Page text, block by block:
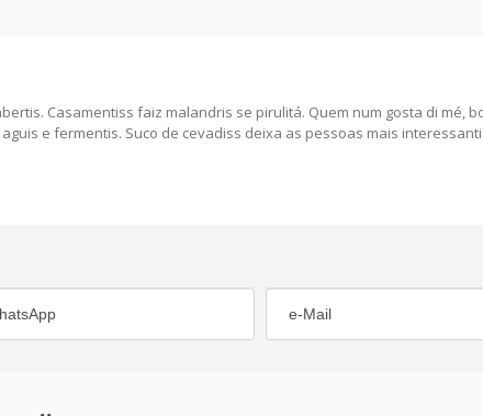
Casamentiss faiz malandris se pirulitá. Quem num gosta di mé,
e fermentis. Suco de cevadiss deixa as pessoas mais